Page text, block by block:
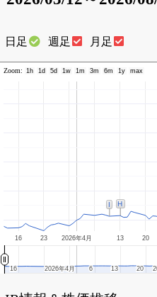
日足 週足 月足
Zoom: 1h 1d 5d 1w 1m 3m 6m 1y max
2026年4月
16 23 13 20
I H
2026年4月
2026年4月
16
16 6
6 13
13 20
20